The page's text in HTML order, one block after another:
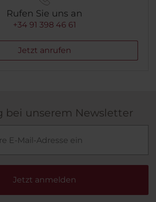
Rufen Sie uns an
+34 91 398 46 61
Jetzt anrufen
bei unserem Newsletter
Jetzt anmelden